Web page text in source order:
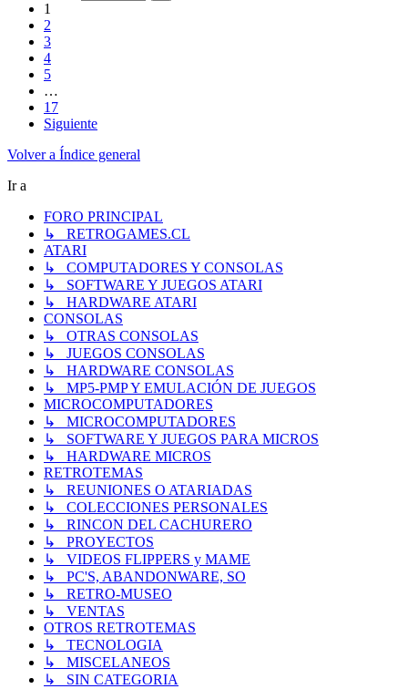
1
2
3
4
5
…
17
Siguiente
Volver a Índice general
Ir a
FORO PRINCIPAL
↳ RETROGAMES.CL
ATARI
↳ COMPUTADORES Y CONSOLAS
↳ SOFTWARE Y JUEGOS ATARI
↳ HARDWARE ATARI
CONSOLAS
↳ OTRAS CONSOLAS
↳ JUEGOS CONSOLAS
↳ HARDWARE CONSOLAS
↳ MP5-PMP Y EMULACIÓN DE JUEGOS
MICROCOMPUTADORES
↳ MICROCOMPUTADORES
↳ SOFTWARE Y JUEGOS PARA MICROS
↳ HARDWARE MICROS
RETROTEMAS
↳ REUNIONES O ATARIADAS
↳ COLECCIONES PERSONALES
↳ RINCON DEL CACHURERO
↳ PROYECTOS
↳ VIDEOS FLIPPERS y MAME
↳ PC'S, ABANDONWARE, SO
↳ RETRO-MUSEO
↳ VENTAS
OTROS RETROTEMAS
↳ TECNOLOGIA
↳ MISCELANEOS
↳ SIN CATEGORIA